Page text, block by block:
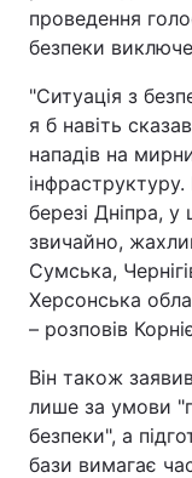
проведення
безпеки
"Ситуація з
я б навіть
нападів на
березі Дніпра,
звичайно,
Сумська,
Херсонська
– розповів
Він також
лише за умови
безпеки", а
бази вимагає